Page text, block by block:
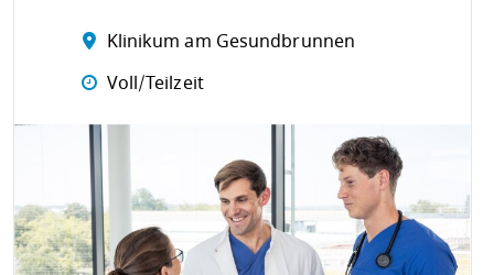
Klinikum am Gesundbrunnen
Voll/Teilzeit